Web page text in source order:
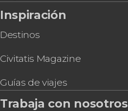
Inspiración
Destinos
Civitatis Magazine
Guías de viajes
Trabaja con nosotros